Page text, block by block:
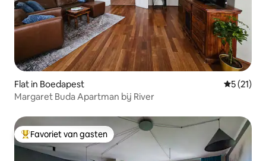
Flat in Boedapest
5 (21)
Margaret Buda Apartman bij River
Topfavoriet van gasten
Favoriet van gasten